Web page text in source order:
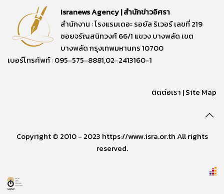
Isranews Agency | สำนักข่าวอิศรา
สำนักงาน : โรงแรมเดอะ รอยัล ริเวอร์ เลขที่ 219
ซอยจรัญสนิทวงศ์ 66/1 แขวง บางพลัด เขต
บางพลัด กรุงเทพมหานคร 10700
เบอร์โทรศัพท์ : 095-575-8881,02-2413160-1
ติดต่อเรา |Site Map
Copyright © 2010 - 2023 https://www.isra.or.th All rights
reserved.